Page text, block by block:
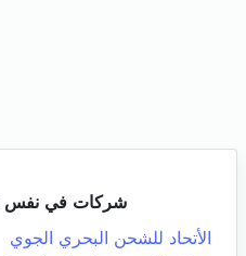
شركات في نفس
الأتحاد للشحن البحري الجوي